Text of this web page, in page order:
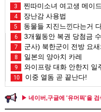
3 찐따미소녀 여고생 메이
4 장난감 사용법
5 동물들 지진느낀다는거
6 3개월동안 복권 당첨금
7 군사) 북한군이 전방 요
8 일본의 양아치 카레
9 와이프랑 대화 안한지 일
10 이중 열돔 곧 끝난다!
▶ 네이버,구글에 '유머픽'을 검